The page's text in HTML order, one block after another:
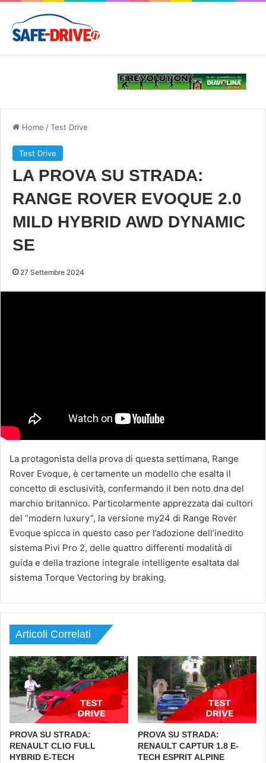
Home /Test Drive
Test Drive
LA PROVA SU STRADA:
RANGE ROVER EVOQUE 2.0
MILD HYBRID AWD DYNAMIC
SE
27 Settembre 2024
La protagonista della prova di questa settimana, Range
Rover Evoque, è certamente un modello che esalta il
concetto di esclusività, confermando il ben noto dna del
marchio britannico. Particolarmente apprezzata dai cultori
del “modern luxury”, la versione my24 di Range Rover
Evoque spicca in questo caso per l’adozione dell’inedito
sistema Pivi Pro 2, delle quattro differenti modalità di
guida e della trazione integrale intelligente esaltata dal
sistema Torque Vectoring by braking.
Articoli Correlati
PROVA SU STRADA:
RENAULT CLIO FULL
HYBRID E-TECH
PROVA SU STRADA:
RENAULT CAPTUR 1.8 E-
TECH ESPRIT ALPINE